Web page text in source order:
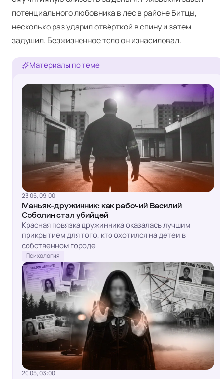
потенциального любовника в лес в районе Битцы,
несколько раз ударил отвёрткой в спину и затем
задушил. Безжизненное тело он изнасиловал.
Материалы по теме
23.05, 09:00
Маньяк-дружинник: как рабочий Василий
Соболин стал убийцей
Красная повязка дружинника оказалась лучшим
прикрытием для того, кто охотился на детей в
собственном городе
Психология
20.05, 03:00